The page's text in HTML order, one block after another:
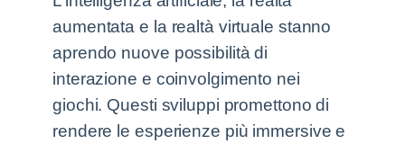
aumentata e la realtà virtuale stanno
aprendo nuove possibilità di
interazione e coinvolgimento nei
giochi. Questi sviluppi promettono di
rendere le esperienze più immersive e